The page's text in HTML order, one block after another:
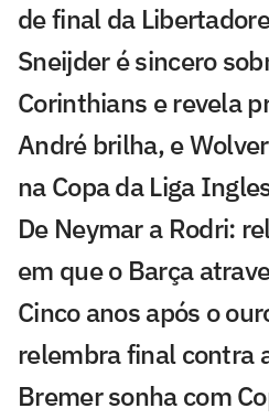
de final da
Sneijder é sincero
Corinthians e revela
André brilha, e
na Copa da Liga
De Neymar a Rodri:
em que o Barça
Cinco anos após o
relembra final contra
Bremer sonha com